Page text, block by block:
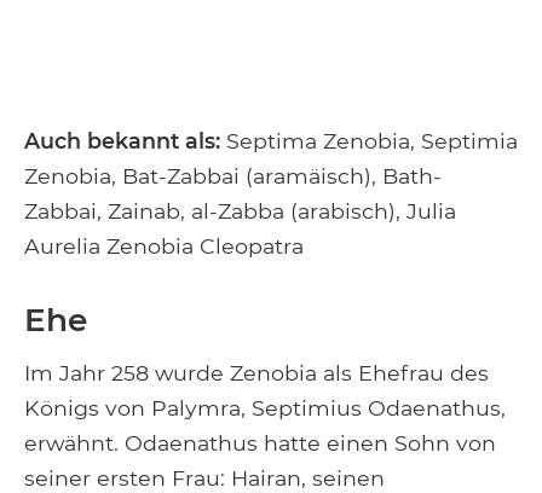
Auch bekannt als: Septima Zenobia, Septimia
Zenobia, Bat-Zabbai (aramäisch), Bath-
Zabbai, Zainab, al-Zabba (arabisch), Julia
Aurelia Zenobia Cleopatra
Ehe
Im Jahr 258 wurde Zenobia als Ehefrau des
Königs von Palymra, Septimius Odaenathus,
erwähnt. Odaenathus hatte einen Sohn von
seiner ersten Frau: Hairan, seinen